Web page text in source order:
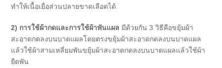
ทำให้เนื้อเยื่อส่วนปลายขาดเลือดได้
2) การใช้ผ้ากดและการใช้ผ้าพันแผล มีด้วยกัน 3 วิธีคือขยุ้มผ้า
สะอาดกดลงบนบาดแผลโดยตรงขยุ้มผ้าสะอาดกดลงบนบาดแผล
แล้วใช้ผ้าสามเหลี่ยมพันขยุ้มผ้าสะอาดกดลงบนบาดแผลแล้วใช้ผ้า
ยืดพัน